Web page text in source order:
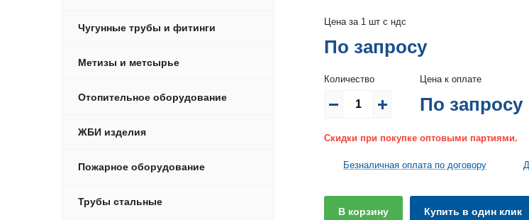
Цена за 1 шт с ндс
По запросу
Количество Цена к оплате
По запросу
Скидки при покупке оптовыми партиями.
Безналичная оплата по договору
В корзину Купить в один клик
Чугунные трубы и фитинги
Метизы и метсырье
Отопительное оборудование
ЖБИ изделия
Пожарное оборудование
Трубы стальные